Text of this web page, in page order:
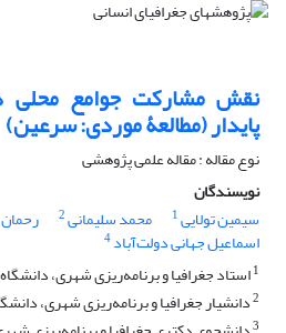
نقش مشارکت جوامع
پایدار (مطالعۀ موردی: سرعین)
نوع مقاله : مقاله علمی پژوهشی
نویسندگان
سیمین تولایی1 محمد سلیمانی2
اسماعیل جهانی دولت‌آباد4
1استاد جغرافیا و برنامه‌ریزی شهری،
2دانشیار جغرافیا و برنامه‌ریزی شهری،
3